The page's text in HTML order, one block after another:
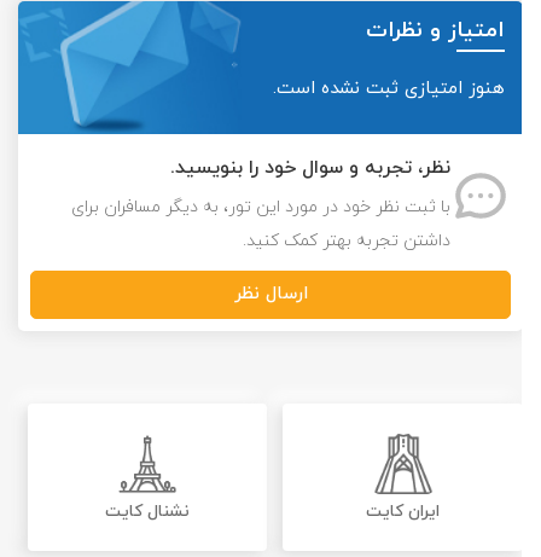
امتیاز و نظرات
هنوز امتیازی ثبت نشده است.
نظر، تجربه و سوال خود را بنویسید.
با ثبت نظر خود در مورد این تور، به دیگر مسافران برای
داشتن تجربه بهتر کمک کنید.
ارسال نظر
ایران کایت نشنال کایت